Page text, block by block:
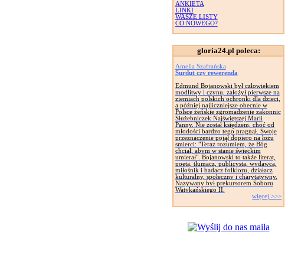
ANKIETA
LINKI
WASZE LISTY
CO NOWEGO?
gloria24.pl poleca:
Amelia Szafrańska
Surdut czy rewerenda
Edmund Bojanowski był człowiekiem
modlitwy i czynu, założył pierwsze na
ziemiach polskich ochronki dla dzieci,
a później najliczniejsze obecnie w
Polsce żeńskie zgromadzenie zakonnic
Służebniczek Najświętszej Marii
Panny. Nie został księdzem, choć od
młodości bardzo tego pragnął. Swoje
przeznaczenie pojął dopiero na łożu
smierci: "Teraz rozumiem, że Bóg
chciał, abym w stanie świeckim
umierał". Bojanowski to także literat,
poeta, tłumacz, publicysta, wydawca,
miłośnik i badacz folkloru, działacz
kulturalny, społeczny i charytatywny.
Nazywany był prekursorem Soboru
Watykańskiego II.
więcej >>>